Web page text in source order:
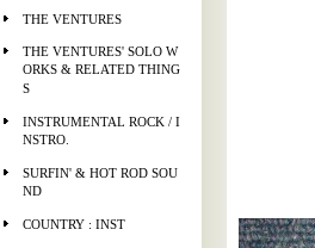
THE VENTURES
THE VENTURES' SOLO W
ORKS & RELATED THING
S
INSTRUMENTAL ROCK / I
NSTRO.
SURFIN' & HOT ROD SOU
ND
COUNTRY : INST